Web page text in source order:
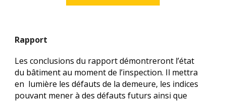
Rapport
Les conclusions du rapport démontreront l’état
du bâtiment au moment de l’inspection. Il mettra
en  lumière les défauts de la demeure, les indices
pouvant mener à des défauts futurs ainsi que